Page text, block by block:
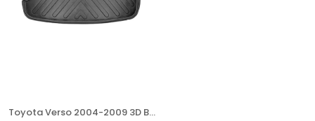
Toyota Verso 2004-2009 3D Bagaj Havuzu Rizline